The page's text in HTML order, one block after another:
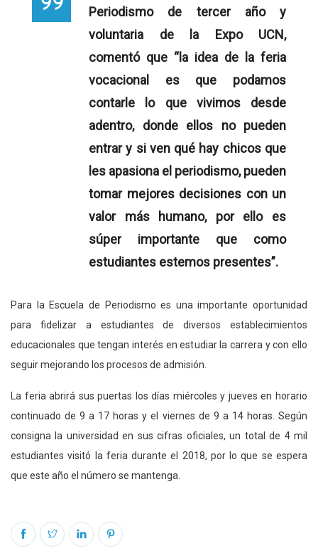
Periodismo de tercer año y
voluntaria de la Expo UCN,
comentó que “la idea de la feria
vocacional es que podamos
contarle lo que vivimos desde
adentro, donde ellos no pueden
entrar y si ven qué hay chicos que
les apasiona el periodismo, pueden
tomar mejores decisiones con un
valor más humano, por ello es
súper importante que como
estudiantes estemos presentes”.
Para la Escuela de Periodismo es una importante oportunidad
para fidelizar a estudiantes de diversos establecimientos
educacionales que tengan interés en estudiar la carrera y con ello
seguir mejorando los procesos de admisión.
La feria abrirá sus puertas los días miércoles y jueves en horario
continuado de 9 a 17 horas y el viernes de 9 a 14 horas. Según
consigna la universidad en sus cifras oficiales, un total de 4 mil
estudiantes visitó la feria durante el 2018, por lo que se espera
que este año el número se mantenga.